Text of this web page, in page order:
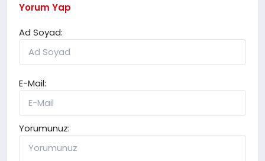
Yorum Yap
Ad Soyad:
E-Mail:
Yorumunuz: